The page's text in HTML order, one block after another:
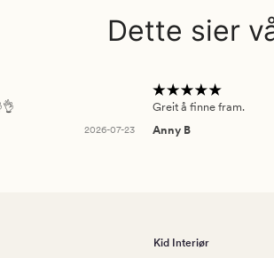
Dette sier
2026-07-23
Greit å finne fram.
Anny B
Kid Interiør